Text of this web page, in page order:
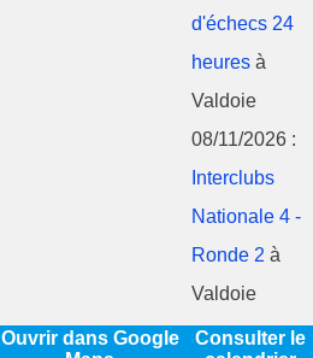
d'échecs 24
heures à
Valdoie
08/11/2026 :
Interclubs
Nationale 4 -
Ronde 2 à
Valdoie
Ouvrir dans Google
Consulter le